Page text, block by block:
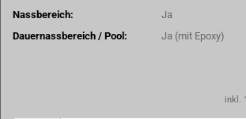
Nassbereich:
Ja
Dauernassbereich / Pool:
Ja (mit Epoxy)
inkl.